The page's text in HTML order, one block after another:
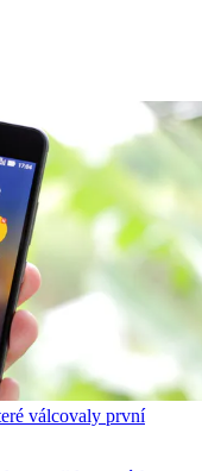
válcovaly první